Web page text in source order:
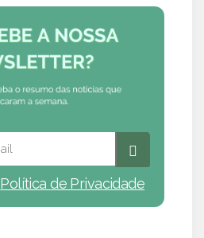
Política de Privacidade